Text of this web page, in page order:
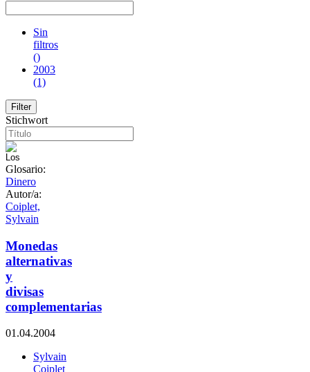
Sin
filtros
()
2003
(1)
Stichwort
Glosario:
Dinero
Autor/a:
Coiplet,
Sylvain
Monedas
alternativas
y
divisas
complementarias
01.04.2004
Sylvain
Coiplet